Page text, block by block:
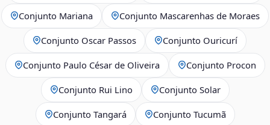
Conjunto Mariana Conjunto Mascarenhas de Moraes
Conjunto Oscar Passos Conjunto Ouricurí
Conjunto Paulo César de Oliveira Conjunto Procon
Conjunto Rui Lino Conjunto Solar
Conjunto Tangará Conjunto Tucumã